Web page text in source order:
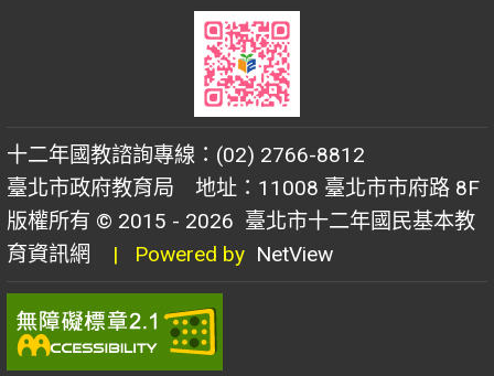
十二年國教諮詢專線：(02) 2766-8812
臺北市政府教育局 地址：11008 臺北市市府路 8F
版權所有 © 2015 - 2026 臺北市十二年國民基本教
育資訊網
| Powered by NetView